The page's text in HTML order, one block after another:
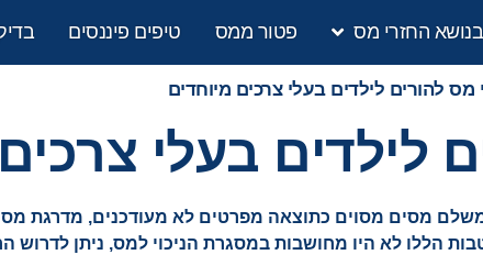
החזרי מס פטור ממס טיפים פיננסים
מס להורים לילדים בעלי צרכים מיוחדים
לילדים בעלי
מסים מסוים כתוצאה מפרטים לא מעודכנים, מדרגת מס
הללו לא היו מחושבות במסגרת הניכוי למס, ניתן לדרוש